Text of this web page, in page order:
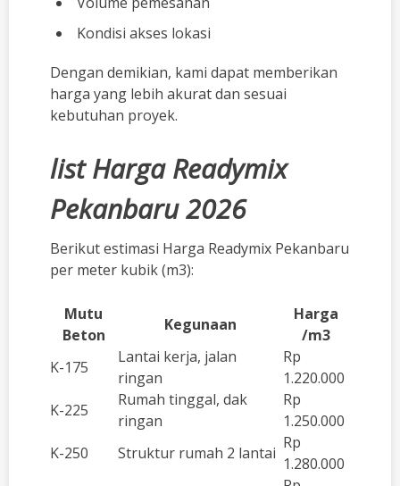
Kondisi akses lokasi
Dengan demikian, kami dapat memberikan
harga yang lebih akurat dan sesuai
kebutuhan proyek.
list Harga Readymix
Pekanbaru 2026
Berikut estimasi Harga Readymix Pekanbaru
per meter kubik (m3):
Mutu
Beton
Kegunaan
Harga
/m3
K-175
Lantai kerja, jalan
ringan
Rp
1.220.000
K-225
Rumah tinggal, dak
ringan
Rp
1.250.000
K-250
Struktur rumah 2 lantai
Rp
1.280.000